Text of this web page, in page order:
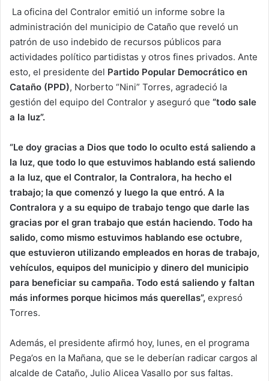
La oficina del Contralor emitió un informe sobre la
administración del municipio de Cataño que reveló un
patrón de uso indebido de recursos públicos para
actividades político partidistas y otros fines privados. Ante
esto, el presidente del Partido Popular Democrático en
Cataño (PPD), Norberto “Nini” Torres, agradeció la
gestión del equipo del Contralor y aseguró que “todo sale
a la luz”.
“Le doy gracias a Dios que todo lo oculto está saliendo a
la luz, que todo lo que estuvimos hablando está saliendo
a la luz, que el Contralor, la Contralora, ha hecho el
trabajo; la que comenzó y luego la que entró. A la
Contralora y a su equipo de trabajo tengo que darle las
gracias por el gran trabajo que están haciendo. Todo ha
salido, como mismo estuvimos hablando ese octubre,
que estuvieron utilizando empleados en horas de trabajo,
vehículos, equipos del municipio y dinero del municipio
para beneficiar su campaña. Todo está saliendo y faltan
más informes porque hicimos más querellas”, expresó
Torres.
Además, el presidente afirmó hoy, lunes, en el programa
Pega’os en la Mañana, que se le deberían radicar cargos al
alcalde de Cataño, Julio Alicea Vasallo por sus faltas.